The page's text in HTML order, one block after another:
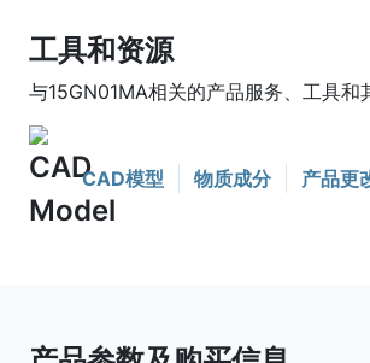
工具和资源
与15GN01MA相关的产品服务、工具和
CAD模型 物质成分 产品更